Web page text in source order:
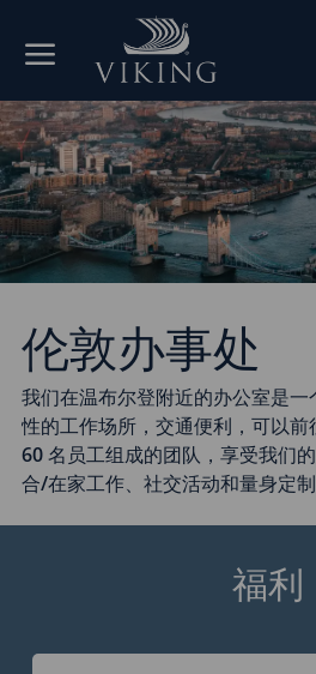
跳到主要内容
-
-
伦敦办事处
我们在温布尔登附近的办公室是
性的工作场所，交通便利，可以
60 名员工组成的团队，享受我们
合/在家工作、社交活动和量身定制
福利